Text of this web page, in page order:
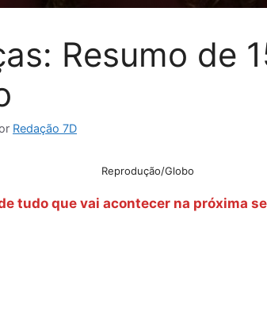
Resumo de
Redação 7D
Reprodução/Globo
tudo que vai acontecer na próxima